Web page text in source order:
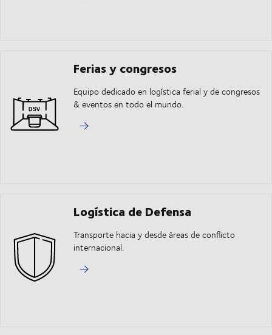
Ferias y congresos
Equipo dedicado en logística ferial y de congresos
& eventos en todo el mundo.
Logística de Defensa
Transporte hacia y desde áreas de conflicto
internacional.